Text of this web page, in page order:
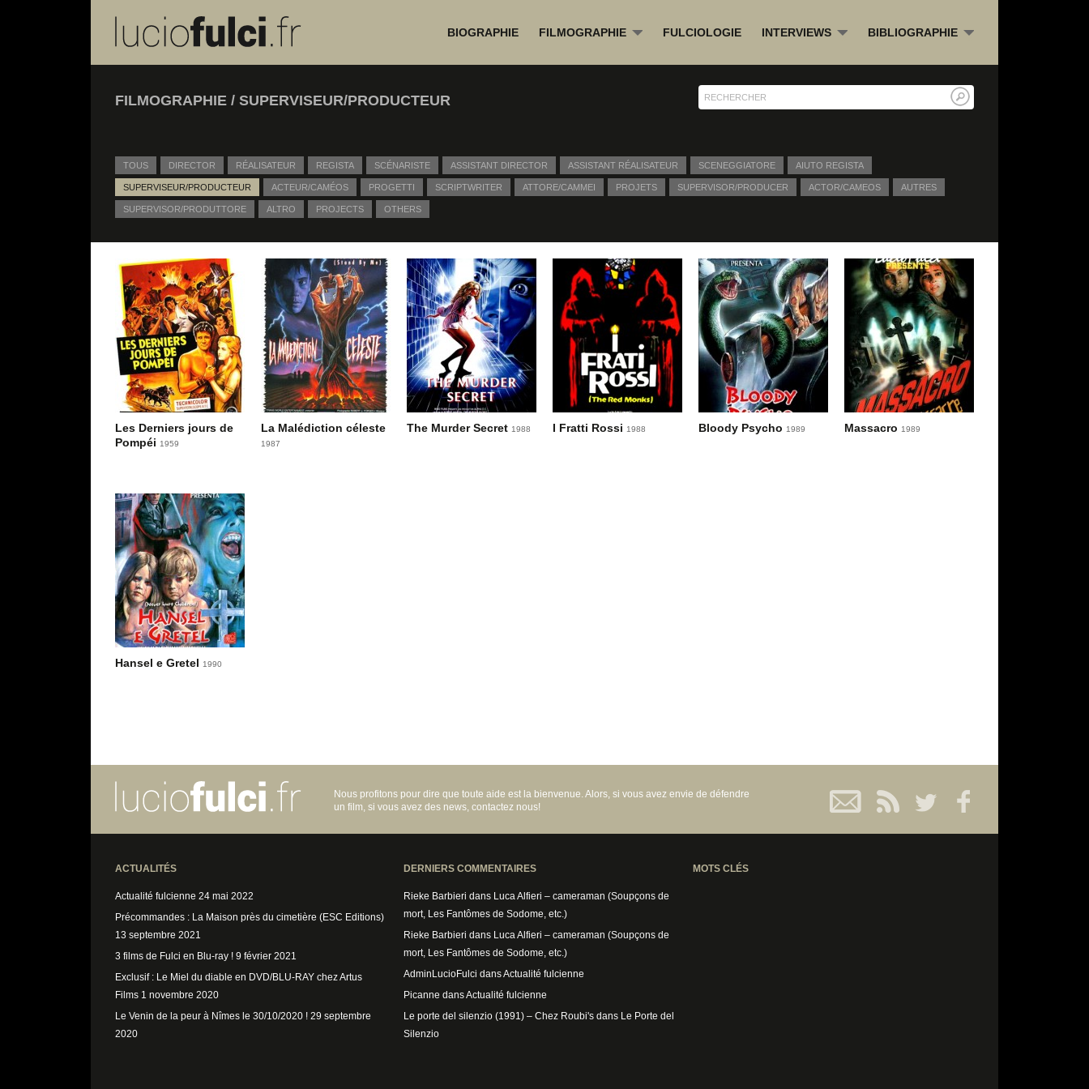
BIOGRAPHIE FILMOGRAPHIE » FULCIOLOGIE INTERVIEWS » BIBLIOGRAPHIE »
FILMOGRAPHIE / SUPERVISEUR/PRODUCTEUR
TOUS DIRECTOR RÉALISATEUR REGISTA SCÉNARISTE ASSISTANT DIRECTOR ASSISTANT RÉALISATEUR SCENEGGIATORE AIUTO REGISTA
SUPERVISEUR/PRODUCTEUR ACTEUR/CAMÉOS PROGETTI SCRIPTWRITER ATTORE/CAMMEI PROJETS SUPERVISOR/PRODUCER ACTOR/CAMEOS AUTRES
SUPERVISOR/PRODUTTORE ALTRO PROJECTS OTHERS
Les Derniers jours de
Pompéi 1959
La Malédiction céleste
1987
The Murder Secret 1988 I Fratti Rossi 1988 Bloody Psycho 1989 Massacro 1989
Hansel e Gretel 1990
Nous profitons pour dire que toute aide est la bienvenue. Alors, si vous avez envie de défendre
un film, si vous avez des news, contactez nous!
ACTUALITÉS
Actualité fulcienne 24 mai 2022
Précommandes : La Maison près du cimetière (ESC Editions)
13 septembre 2021
3 films de Fulci en Blu-ray ! 9 février 2021
Exclusif : Le Miel du diable en DVD/BLU-RAY chez Artus
Films 1 novembre 2020
Le Venin de la peur à Nîmes le 30/10/2020 ! 29 septembre
2020
DERNIERS COMMENTAIRES
Rieke Barbieri dans Luca Alfieri – cameraman (Soupçons de
mort, Les Fantômes de Sodome, etc.)
Rieke Barbieri dans Luca Alfieri – cameraman (Soupçons de
mort, Les Fantômes de Sodome, etc.)
AdminLucioFulci dansActualité fulcienne
Picanne dansActualité fulcienne
Le porte del silenzio (1991) – Chez Roubi's dans Le Porte del
Silenzio
MOTS CLÉS